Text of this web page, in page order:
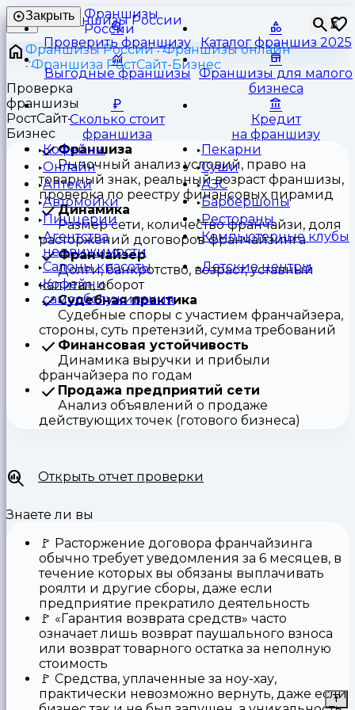
Франшизы
России
⏳
Закрыть
Проверить франшизу Каталог франшиз 2025
Выгодные франшизы
Франшизы для малого
бизнеса
Сколько стоит
франшиза
Кредит
на франшизу
Кофейни
Пекарни
Онлайн
Суши
Аптеки
АЗС
Автомойки
Барбершопы
Пиццерии
Рестораны
Агентства
недвижимости
Компьютерные клубы
Салоны красоты
Детские центры
Кофейни
самообслуживания
Франшизы России
Франшизы онлайн
Франшиза РостСайт-Бизнес
Проверка
франшизы
РостСайт-
Бизнес
Франшиза
Рыночный анализ условий, право на
товарный знак, реальный возраст франшизы,
проверка по реестру финансовых пирамид
Динамика
Размер сети, количество франчайзи, доля
расторжений договоров франчайзинга
Франчайзер
Долги, банкротство, возраст, уставный
капитал, оборот
Судебная практика
Судебные споры с участием франчайзера,
стороны, суть претензий, сумма требований
Финансовая устойчивость
Динамика выручки и прибыли
франчайзера по годам
Продажа предприятий сети
Анализ объявлений о продаже
действующих точек (готового бизнеса)
Открыть отчет проверки
Знаете ли вы
🚩 Расторжение договора франчайзинга
обычно требует уведомления за 6 месяцев, в
течение которых вы обязаны выплачивать
роялти и другие сборы, даже если
предприятие прекратило деятельность
🚩 «Гарантия возврата средств» часто
означает лишь возврат паушального взноса
или возврат товарного остатка за неполную
стоимость
🚩 Средства, уплаченные за ноу-хау,
практически невозможно вернуть, даже если